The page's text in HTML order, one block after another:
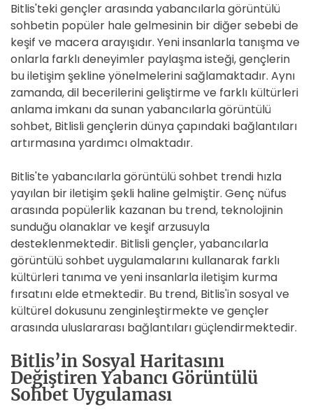
Bitlis'teki gençler arasında yabancılarla görüntülü
sohbetin popüler hale gelmesinin bir diğer sebebi de
keşif ve macera arayışıdır. Yeni insanlarla tanışma ve
onlarla farklı deneyimler paylaşma isteği, gençlerin
bu iletişim şekline yönelmelerini sağlamaktadır. Aynı
zamanda, dil becerilerini geliştirme ve farklı kültürleri
anlama imkanı da sunan yabancılarla görüntülü
sohbet, Bitlisli gençlerin dünya çapındaki bağlantıları
artırmasına yardımcı olmaktadır.
Bitlis'te yabancılarla görüntülü sohbet trendi hızla
yayılan bir iletişim şekli haline gelmiştir. Genç nüfus
arasında popülerlik kazanan bu trend, teknolojinin
sunduğu olanaklar ve keşif arzusuyla
desteklenmektedir. Bitlisli gençler, yabancılarla
görüntülü sohbet uygulamalarını kullanarak farklı
kültürleri tanıma ve yeni insanlarla iletişim kurma
fırsatını elde etmektedir. Bu trend, Bitlis'in sosyal ve
kültürel dokusunu zenginleştirmekte ve gençler
arasında uluslararası bağlantıları güçlendirmektedir.
Bitlis’in Sosyal Haritasını
Değiştiren Yabancı Görüntülü
Sohbet Uygulaması